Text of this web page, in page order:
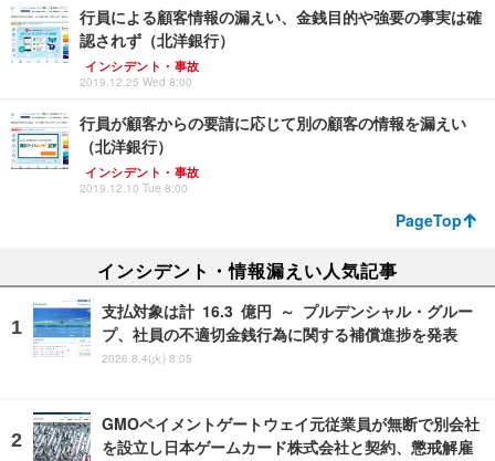
行員による顧客情報の漏えい、金銭目的や強要の事実は確
認されず（北洋銀行）
インシデント・事故
2019.12.25 Wed 8:00
行員が顧客からの要請に応じて別の顧客の情報を漏えい
（北洋銀行）
インシデント・事故
2019.12.10 Tue 8:00
PageTop
インシデント・情報漏えい人気記事
支払対象は計 16.3 億円 ～ プルデンシャル・グルー
プ、社員の不適切金銭行為に関する補償進捗を発表
2026.8.4(火) 8:05
GMOペイメントゲートウェイ元従業員が無断で別会社
を設立し日本ゲームカード株式会社と契約、懲戒解雇